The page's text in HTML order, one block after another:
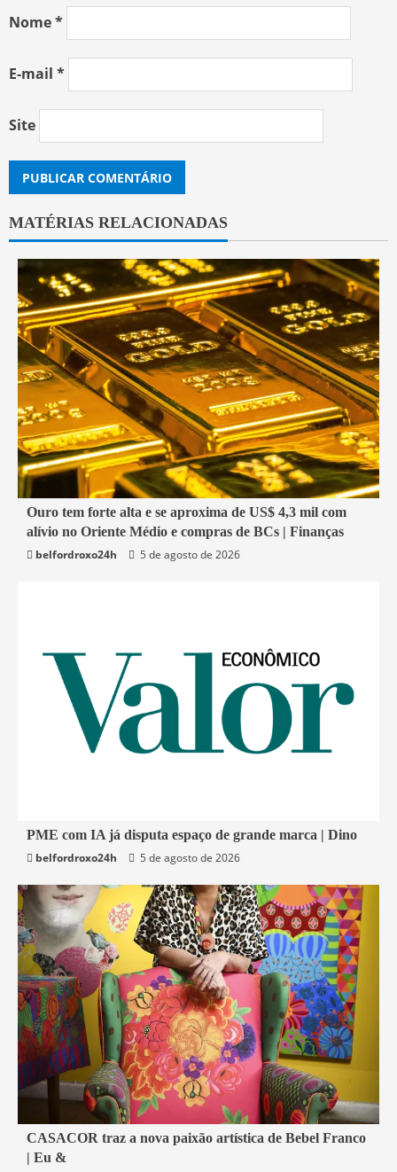
Nome*
E-mail *
Site
MATÉRIAS RELACIONADAS
2 min read
Economia
Ouro tem forte alta e se aproxima de US$ 4,3 mil com
alívio no Oriente Médio e compras de BCs | Finanças
belfordroxo24h
5 de agosto de 2026
4 min read
Economia
PME com IA já disputa espaço de grande marca | Dino
belfordroxo24h
5 de agosto de 2026
1 min read
Economia
CASACOR traz a nova paixão artística de Bebel Franco
| Eu &